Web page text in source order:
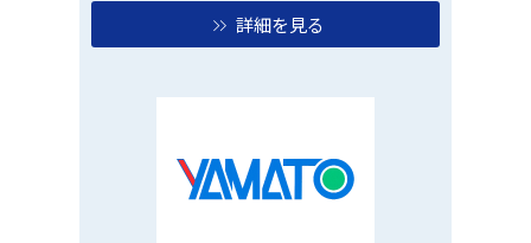
詳細を見る